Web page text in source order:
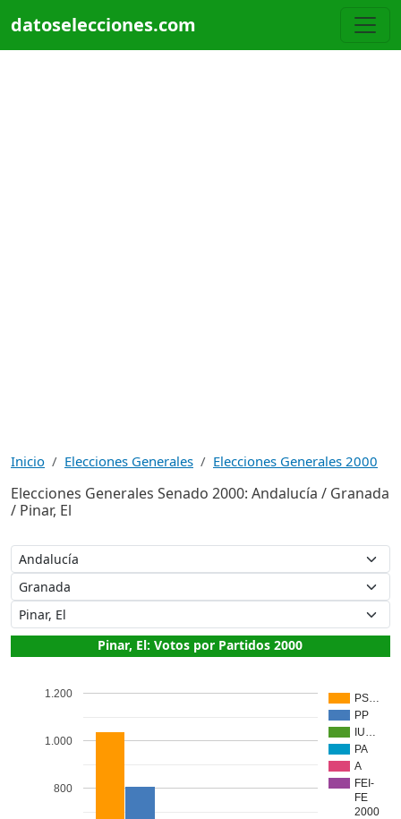
datoselecciones.com
Inicio Elecciones Generales Elecciones Generales 2000
Elecciones Generales Senado 2000: Andalucía / Granada
/ Pinar, El
Pinar, El: Votos por Partidos 2000
PS…
PP
IU…
PA
A
FEI-
FE
2000
800
1.000
1.200